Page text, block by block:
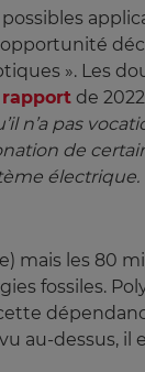
». Les
rapport de
n’a pas
de
électrique.
mais les 80
fossiles.
au-dessus,